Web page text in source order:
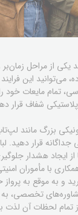
یکی از مراحل
می‌توانید این
شفاف قرار
بزرگ مانند
جداگانه قرار دهید.
از ایجاد هشدار
با مأموران
و به موقع به پرواز
تخصصی،
تمام لحظات آن لذت